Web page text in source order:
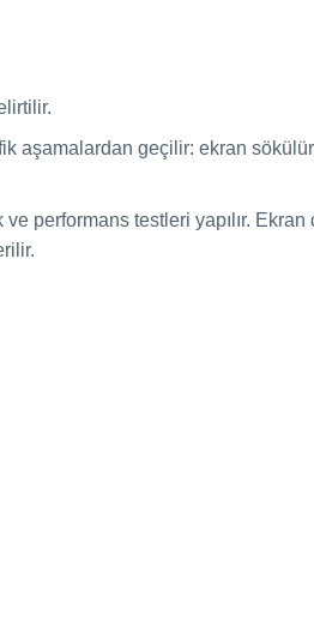
aşamalardan geçilir: ekran
performans testleri yapılır. Ekran